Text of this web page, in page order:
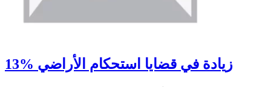
13% زيادة في قضايا استحكام الأراضي